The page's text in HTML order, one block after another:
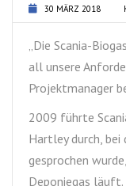
30 MÄRZ 2018
„Die Scania-
all unsere
Projektmanager
2009 führte
Hartley durch, bei
gesprochen
Deponiegas läuft.